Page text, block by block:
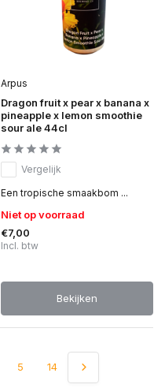
Arpus
Dragon fruit x pear x banana x
pineapple x lemon smoothie
sour ale 44cl
Vergelijk
Een tropische smaakbom ...
Niet op voorraad
€7,00
Incl. btw
Bekijken
5 14